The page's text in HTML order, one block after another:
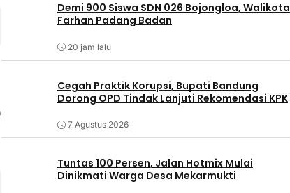
Demi 900 Siswa SDN 026 Bojongloa, Walikota
Farhan Padang Badan
20 jam lalu
Cegah Praktik Korupsi, Bupati Bandung
Dorong OPD Tindak Lanjuti Rekomendasi KPK
7 Agustus 2026
Tuntas 100 Persen, Jalan Hotmix Mulai
Dinikmati Warga Desa Mekarmukti